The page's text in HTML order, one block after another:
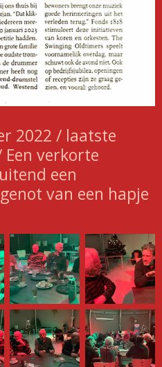
2022 / laatste
verkorte
een
van een hapje